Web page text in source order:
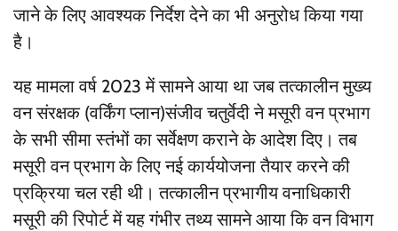
जाने के लिए आवश्यक निर्देश देने का भी अनुरोध किया गया
है।
यह मामला वर्ष 2023 में सामने आया था जब तत्कालीन मुख्य
वन संरक्षक (वर्किंग प्लान)संजीव चतुर्वेदी ने मसूरी वन प्रभाग
के सभी सीमा स्तंभों का सर्वेक्षण कराने के आदेश दिए। तब
मसूरी वन प्रभाग के लिए नई कार्ययोजना तैयार करने की
प्रक्रिया चल रही थी। तत्कालीन प्रभागीय वनाधिकारी
मसूरी की रिपोर्ट में यह गंभीर तथ्य सामने आया कि वन विभाग